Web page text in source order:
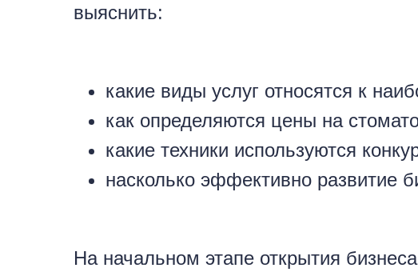
выяснить:
какие виды услуг относятся к
как определяются цены на
какие техники используются
насколько эффективно развитие
На начальном этапе открытия